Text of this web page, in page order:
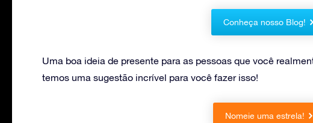
Conheça nosso Blog!
Uma boa ideia de presente para as pessoas que você
temos uma sugestão incrível para você fazer isso!
Nomeie uma estrela!